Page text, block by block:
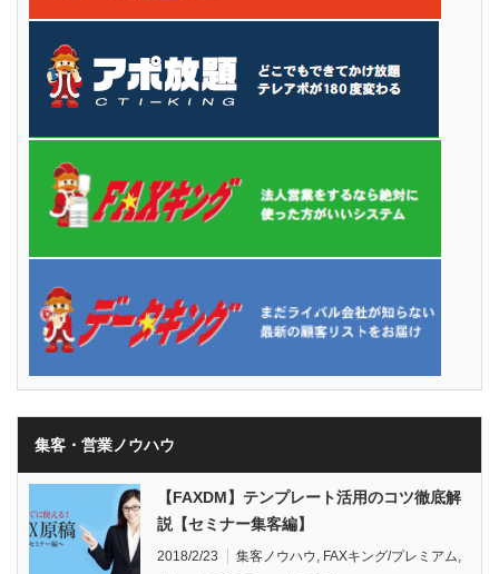
集客・営業ノウハウ
【FAXDM】テンプレート活用のコツ徹底解
説【セミナー集客編】
2018/2/23 集客ノウハウ, FAXキング/プレミアム,